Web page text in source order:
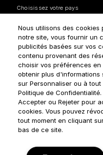
Comment traitons-nous vos
Règles d'utilisation
Nous utilisons des
notre site, vous fournir un
publicités basées sur vos
contenu provenant des
choisir vos préférences
obtenir plus
sur Personnaliser ou à
Politique de
Accepter ou Rejeter pour
cookies. Vous pouvez
tout moment en cliquant
bas de ce site.